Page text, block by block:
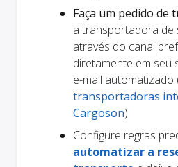
Faça um pedido de
a transportadora de
através do canal
diretamente em seu
e-mail automatizado
transportadoras
Cargoson)
Configure regras
automatizar a